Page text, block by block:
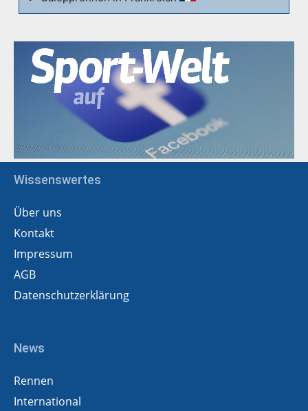
Wissenswertes
Über uns
Kontakt
Impressum
AGB
Datenschutzerklärung
News
Rennen
International